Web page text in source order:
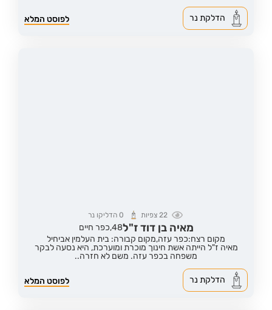
לפוסט המלא הדלקת נר
22 צפיות 0הדליקו נר
מאיה בן דוד ז"ל48, כפר חיים
מקום רצח:כפר עזה,מקום קבורה: בית העלמין אביחיל
מאיה ז"ל הייתה אשת חינוך מוכרת ומוערכת, היא נסעה לבקר
משפחה בכפר עזה. משם לא חזרה..
לפוסט המלא הדלקת נר